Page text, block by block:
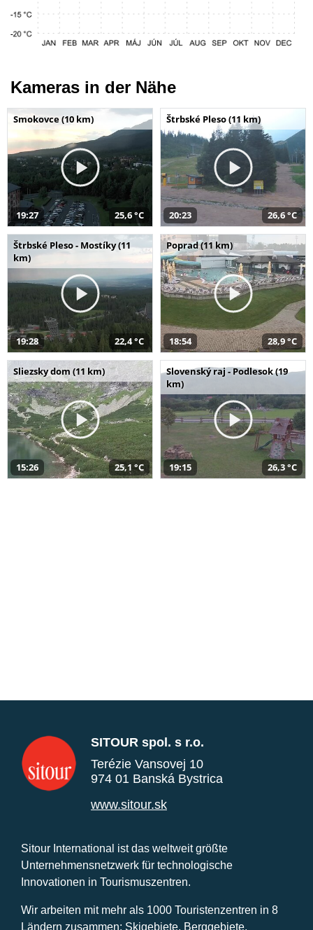
Kameras in der Nähe
Smokovce (10 km)
19:27 25,6 °C
Štrbské Pleso (11 km)
20:23 26,6 °C
Štrbské Pleso - Mostíky (11
km)
19:28 22,4 °C
Poprad (11 km)
18:54 28,9 °C
Sliezsky dom (11 km)
15:26 25,1 °C
Slovenský raj - Podlesok (19
km)
19:15 26,3 °C
SITOUR spol. s r.o.
Terézie Vansovej 10
974 01 Banská Bystrica
www.sitour.sk
Sitour International ist das weltweit größte
Unternehmensnetzwerk für technologische
Innovationen in Tourismuszentren.
Wir arbeiten mit mehr als 1000 Touristenzentren in 8
Ländern zusammen: Skigebiete, Berggebiete,